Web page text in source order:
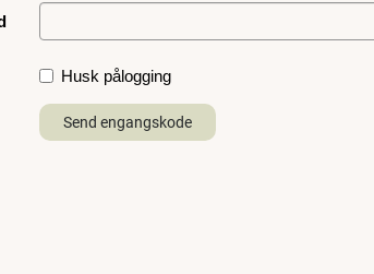
Husk pålogging
Send engangskode